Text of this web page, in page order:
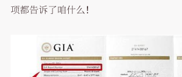
项都告诉了咱什么！